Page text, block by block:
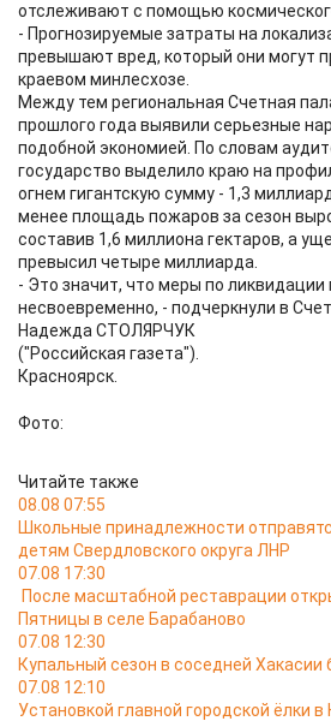
отслеживают с помощью
- Прогнозируемые затраты на
превышают вред, который они могут
краевом минлесхозе.
Между тем региональная Счетная
прошлого года выявили серьезные
подобной экономией. По словам
государство выделило краю на
огнем гигантскую сумму - 1,3
менее площадь пожаров за сезон
составив 1,6 миллиона гектаров, а
превысил четыре миллиарда.
- Это значит, что меры по
несвоевременно, - подчеркнули в
Надежда СТОЛЯРЧУК
("Российская газета").
Красноярск.
Фото:
Читайте также
08.08 07:55
Школьные принадлежности
детям Свердловского округа ЛНР
07.08 17:30
После масштабной реставрации
Пятницы в селе Барабаново
07.08 12:30
Купальный сезон в соседней Хакасии
07.08 12:10
Установкой главной городской ёлки